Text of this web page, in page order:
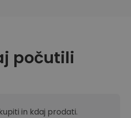
počutili
in kdaj prodati.